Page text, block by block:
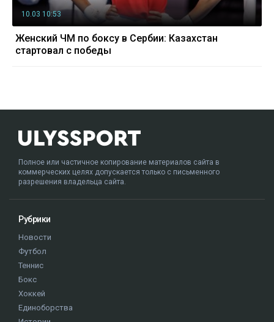
10.03 10:53
Женский ЧМ по боксу в Сербии: Казахстан
стартовал с победы
Полное или частичное копирование материалов сайта в
коммерческих целях допускается только с письменного
разрешения владельца сайта.
Рубрики
Новости
Футбол
Теннис
Бокс
Хоккей
Единоборства